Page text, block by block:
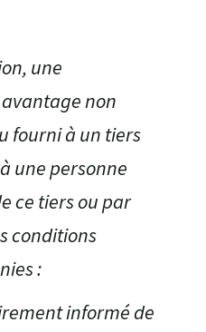
une
non
fourni à un tiers
une personne
ce tiers ou par
conditions
:
informé de